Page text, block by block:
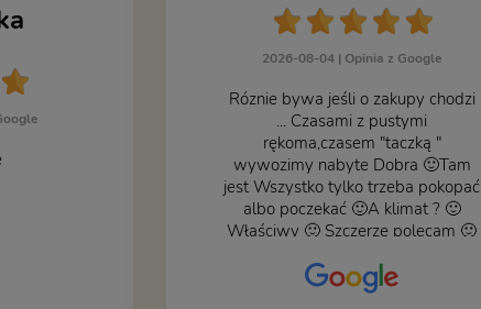
2026-08-04 | Opinia z Google
Róznie bywa jeśli o zakupy chodzi
... Czasami z pustymi
rękoma,czasem "taczką "
wywozimy nabyte Dobra 🙂Tam
jest Wszystko tylko trzeba pokopać
albo poczekać 🙂A klimat ? 🙂
Właściwy 🙂 Szczerze polecam 🙂
do wystroju wnętrza... Się znajdzie
na bank 🙂